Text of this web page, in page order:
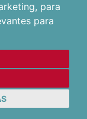
, para
para